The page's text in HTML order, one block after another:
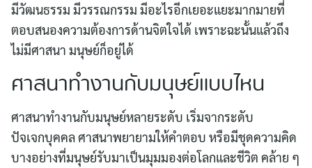
มีวัฒนธรรม มีวรรณกรรม มีอะไรอีกเยอะแยะมากมายที่
ตอบสนองความต้องการด้านจิตใจได้ เพราะฉะนั้นแล้วถึง
ไม่มีศาสนา มนุษย์ก็อยู่ได้
ศาสนาทำงานกับมนุษย์แบบไหน
ศาสนาทำงานกับมนุษย์หลายระดับ เริ่มจากระดับ
ปัจเจกบุคคล ศาสนาพยายามให้คำตอบ หรือมีชุดความคิด
บางอย่างที่มนุษย์รับมาเป็นมุมมองต่อโลกและชีวิต คล้าย ๆ